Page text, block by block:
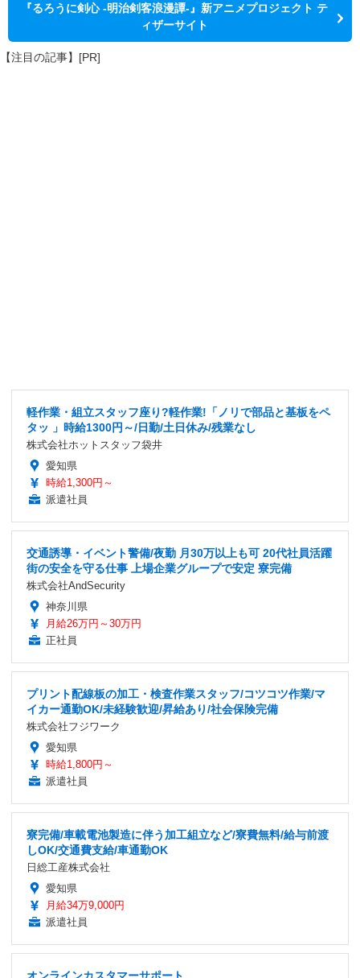
『るろうに剣心 -明治剣客浪漫譚-』新アニメプロジェクト テ
ィザーサイト
【注目の記事】[PR]
軽作業・組立スタッフ座り?軽作業!「ノリで部品と基板をペ
タッ 」時給1300円～/日勤/土日休み/残業なし
株式会社ホットスタッフ袋井
愛知県
時給1,300円～
派遣社員
交通誘導・イベント警備/夜勤 月30万以上も可 20代社員活躍
街の安全を守る仕事 上場企業グループで安定 寮完備
株式会社AndSecurity
神奈川県
月給26万円～30万円
正社員
プリント配線板の加工・検査作業スタッフ/コツコツ作業/マ
イカー通勤OK/未経験歓迎/昇給あり/社会保険完備
株式会社フジワーク
愛知県
時給1,800円～
派遣社員
寮完備/車載電池製造に伴う加工組立など/寮費無料/給与前渡
しOK/交通費支給/車通勤OK
日総工産株式会社
愛知県
月給34万9,000円
派遣社員
オンラインカスタマーサポート